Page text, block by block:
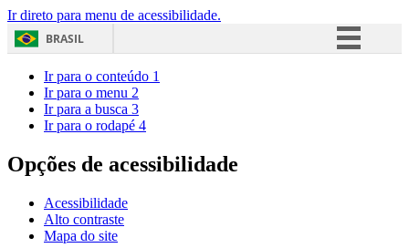
Ir direto para menu de acessibilidade.
BRASIL
Acesso à informação
Ir para o conteúdo 1
Ir para o menu 2
Ir para a busca 3
Ir para o rodapé 4
Opções de acessibilidade
Acessibilidade
Alto contraste
Mapa do site